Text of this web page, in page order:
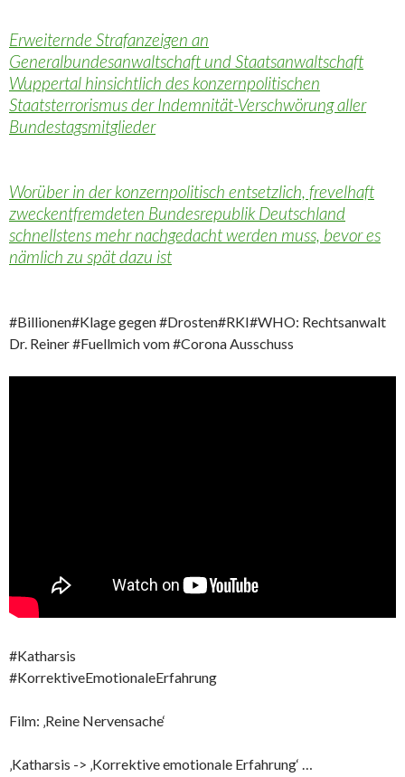
Erweiternde Strafanzeigen an
Generalbundesanwaltschaft und Staatsanwaltschaft
Wuppertal hinsichtlich des konzernpolitischen
Staatsterrorismus der Indemnität-Verschwörung aller
Bundestagsmitglieder
Worüber in der konzernpolitisch entsetzlich, frevelhaft
zweckentfremdeten Bundesrepublik Deutschland
schnellstens mehr nachgedacht werden muss, bevor es
nämlich zu spät dazu ist
#Billionen#Klage gegen #Drosten#RKI#WHO: Rechtsanwalt
Dr. Reiner #Fuellmich vom #Corona Ausschuss
#Katharsis
#KorrektiveEmotionaleErfahrung
Film: ‚Reine Nervensache‘
‚Katharsis -> ‚Korrektive emotionale Erfahrung‘ …